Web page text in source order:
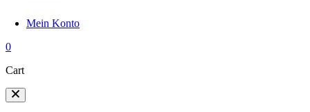
Mein Konto
0
Cart